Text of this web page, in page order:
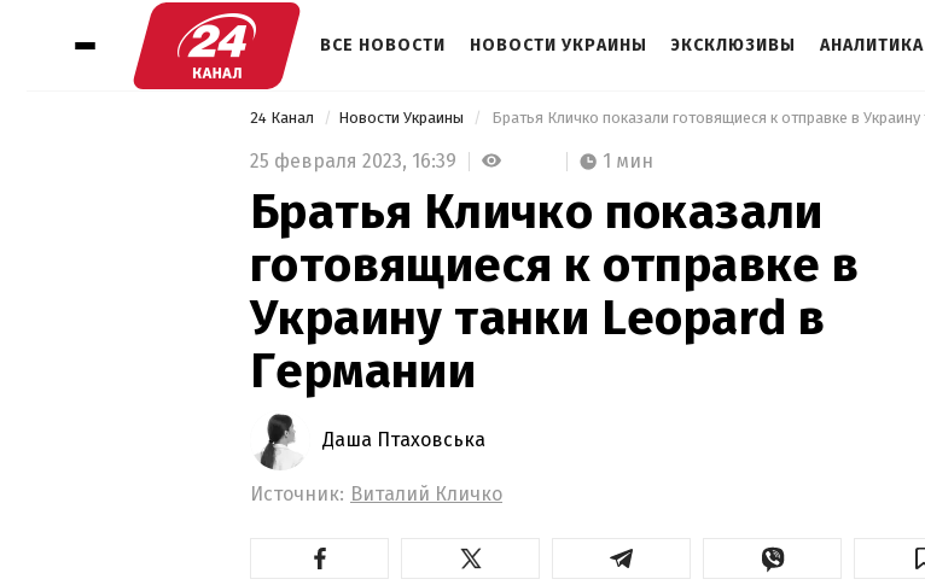
ВСЕ НОВОСТИ НОВОСТИ УКРАИНЫ ЭКСКЛЮЗИВЫ АНАЛИТИКА
24 Канал Новости Украины
25 февраля 2023, 16:39 1 мин
Братья Кличко показали
готовящиеся к отправке в
Украину танки Leopard в
Германии
Даша Птаховська
Источник: Виталий Кличко